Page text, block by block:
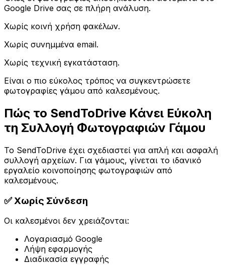
Google Drive σας σε πλήρη ανάλυση.
Χωρίς κοινή χρήση φακέλων.
Χωρίς συνημμένα email.
Χωρίς τεχνική εγκατάσταση.
Είναι ο πιο εύκολος τρόπος να συγκεντρώσετε
φωτογραφίες γάμου από καλεσμένους.
Πώς το SendToDrive Κάνει Εύκολη
τη Συλλογή Φωτογραφιών Γάμου
Το SendToDrive έχει σχεδιαστεί για απλή και ασφαλή
συλλογή αρχείων. Για γάμους, γίνεται το ιδανικό
εργαλείο κοινοποίησης φωτογραφιών από
καλεσμένους.
✅ Χωρίς Σύνδεση
Οι καλεσμένοι δεν χρειάζονται:
Λογαριασμό Google
Λήψη εφαρμογής
Διαδικασία εγγραφής